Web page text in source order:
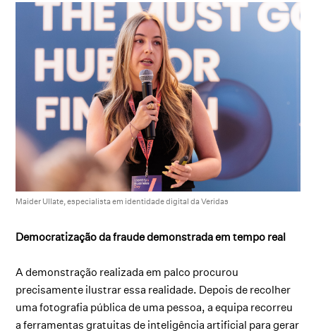
Maider Ullate, especialista em identidade digital da Veridas
Democratização da fraude demonstrada em tempo real
A demonstração realizada em palco procurou
precisamente ilustrar essa realidade. Depois de recolher
uma fotografia pública de uma pessoa, a equipa recorreu
a ferramentas gratuitas de inteligência artificial para gerar